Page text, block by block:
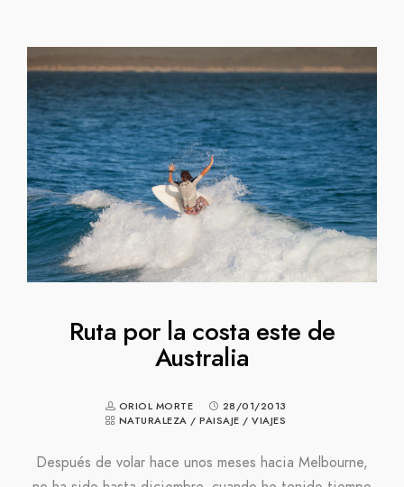
Ruta por la costa este de
Australia
ORIOL MORTE
28/01/2013
NATURALEZA /PAISAJE /VIAJES
Después de volar hace unos meses hacia Melbourne,